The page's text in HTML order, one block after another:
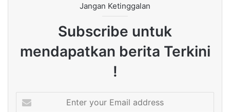
Jangan Ketinggalan
Subscribe untuk
mendapatkan berita Terkini
!
your